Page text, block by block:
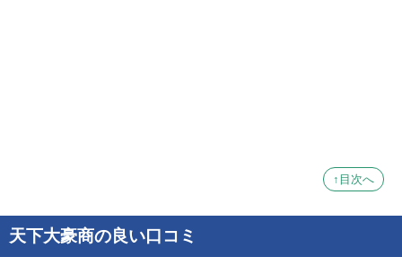
↑目次へ
天下大豪商の良い口コミ